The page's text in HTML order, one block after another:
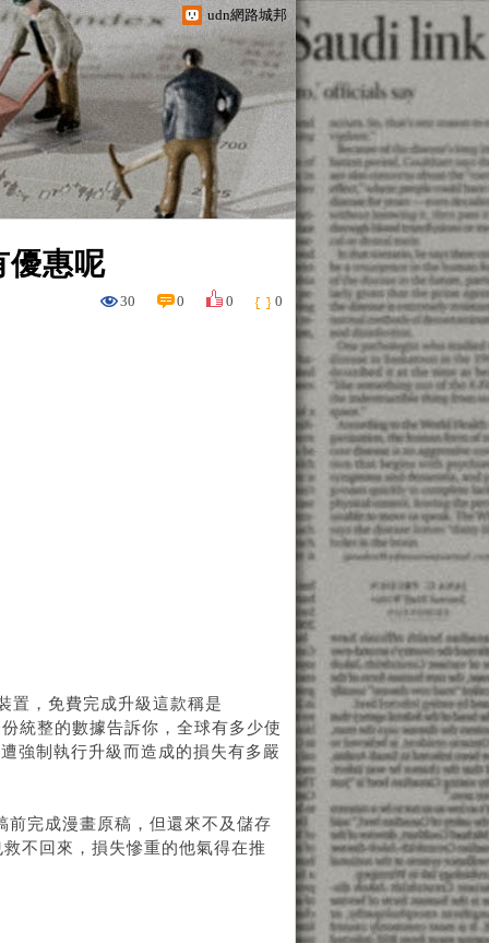
udn網路城邦
優惠呢
30 0 0 0
置，免費完成升級這款稱是
統整的數據告訴你，全球有多少使
強制執行升級而造成的損失有多嚴
前完成漫畫原稿，但還來不及儲存
不回來，損失慘重的他氣得在推